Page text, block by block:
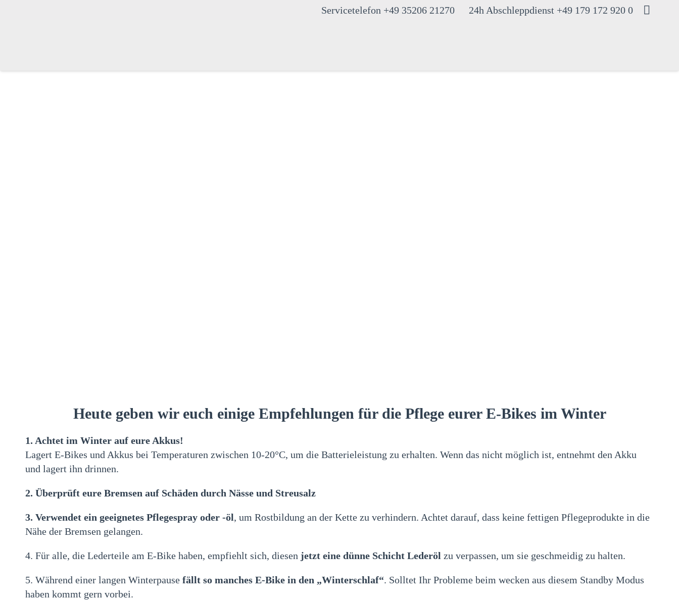
Servicetelefon +49 35206 21270 24h Abschleppdienst +49 179 172 920 0
Heute geben wir euch einige Empfehlungen für die Pflege eurer E-Bikes im Winter
1. Achtet im Winter auf eure Akkus!
Lagert E-Bikes und Akkus bei Temperaturen zwischen 10-20°C, um die Batterieleistung zu erhalten. Wenn das nicht möglich ist, entnehmt den Akku
und lagert ihn drinnen.
2. Überprüft eure Bremsen auf Schäden durch Nässe und Streusalz
3. Verwendet ein geeignetes Pflegespray oder -öl, um Rostbildung an der Kette zu verhindern. Achtet darauf, dass keine fettigen Pflegeprodukte in die
Nähe der Bremsen gelangen.
4. Für alle, die Lederteile am E-Bike haben, empfiehlt sich, diesen jetzt eine dünne Schicht Lederöl zu verpassen, um sie geschmeidig zu halten.
5. Während einer langen Winterpause fällt so manches E-Bike in den „Winterschlaf“. Solltet Ihr Probleme beim wecken aus diesem Standby Modus
haben kommt gern vorbei.